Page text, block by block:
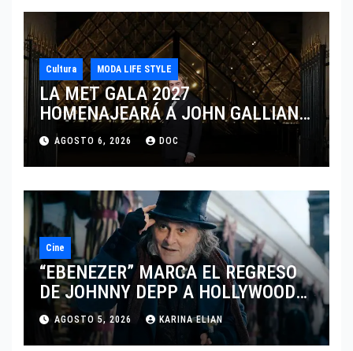
Cultura MODA LIFE STYLE
LA MET GALA 2027
HOMENAJEARÁ A JOHN GALLIANO
MARCANDO EL REGRESO DEL REY
DEL DRAMATISMO
AGOSTO 6, 2026 DOC
Cine
“EBENEZER” MARCA EL REGRESO
DE JOHNNY DEPP A HOLLYWOOD
TRAS SU PASO POR EL CINE
INDEPENDIENTE EUROPEO
AGOSTO 5, 2026 KARINA ELIAN